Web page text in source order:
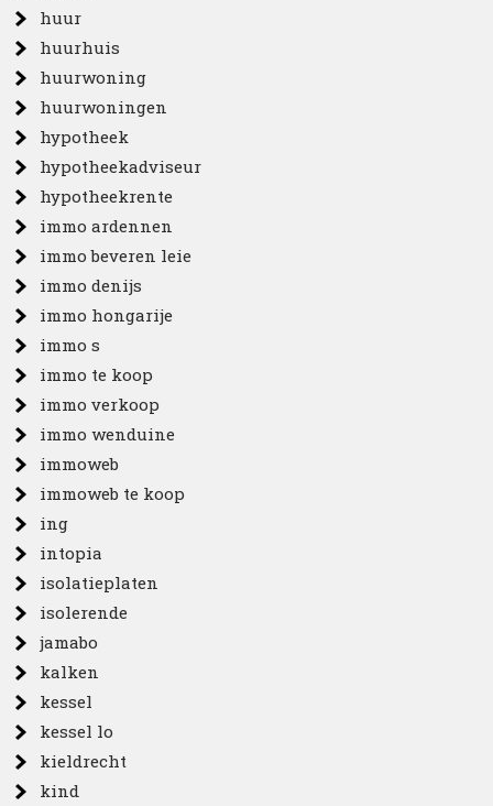
huur
huurhuis
huurwoning
huurwoningen
hypotheek
hypotheekadviseur
hypotheekrente
immo ardennen
immo beveren leie
immo denijs
immo hongarije
immo s
immo te koop
immo verkoop
immo wenduine
immoweb
immoweb te koop
ing
intopia
isolatieplaten
isolerende
jamabo
kalken
kessel
kessel lo
kieldrecht
kind